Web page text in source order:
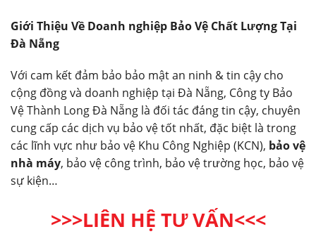
Giới Thiệu Về Doanh nghiệp Bảo Vệ Chất Lượng Tại
Đà Nẵng
Với cam kết đảm bảo bảo mật an ninh & tin cậy cho
cộng đồng và doanh nghiệp tại Đà Nẵng, Công ty Bảo
Vệ Thành Long Đà Nẵng là đối tác đáng tin cậy, chuyên
cung cấp các dịch vụ bảo vệ tốt nhất, đặc biệt là trong
các lĩnh vực như bảo vệ Khu Công Nghiệp (KCN), bảo vệ
nhà máy, bảo vệ công trình, bảo vệ trường học, bảo vệ
sự kiện…
>>>LIÊN HỆ TƯ VẤN<<<